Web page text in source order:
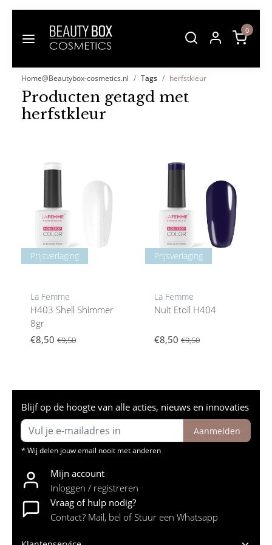
0
Home@Beautybox-cosmetics.nl Tags herfstkleur
Producten getagd met
herfstkleur
Prijsverlaging
La Femme
H403 Shell Shimmer
8gr
€8,50 €9,50
Prijsverlaging
La Femme
Nuit Etoil H404
€8,50 €9,50
Blijf op de hoogte van alle acties, nieuws en innovaties
Aanmelden
* Wij delen jouw email nooit met anderen
Mijn account
Inloggen / registreren
Vraag of hulp nodig?
Contact? Mail, bel of Stuur een Whatsapp